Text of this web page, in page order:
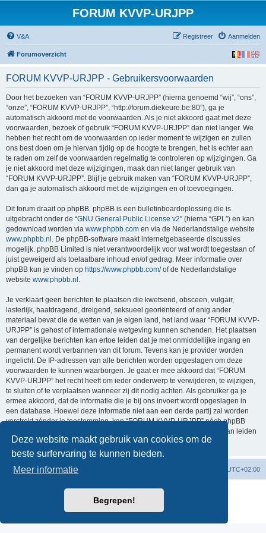
Deze website maakt gebruik van cookies om de
beste surfervaring te kunnen bieden.
Meer informatie
Begrepen!
FORUM KVVP-URJPP
V&A Aanmelden
Registreer
Forumoverzicht
FORUM KVVP-URJPP - Gebruikersvoorwaarden
Door het bezoeken van “FORUM KVVP-URJPP” (hierna genoemd “wij”, “ons”,
“onze”, “FORUM KVVP-URJPP”, “http://forum.diekeure.be:80”), ga je
automatisch akkoord met de voorwaarden. Als je niet akkoord gaat met deze
voorwaarden, bezoek of gebruik “FORUM KVVP-URJPP” dan niet langer. We
hebben het recht om de voorwaarden op ieder moment te wijzigen en zullen
ons best doen om je hiervan tijdig op de hoogte te brengen, het is echter aan
te raden om zelf de voorwaarden regelmatig te controleren op wijzigingen. Ga
je niet akkoord met deze wijzigingen, maak dan niet langer gebruik van
“FORUM KVVP-URJPP”. Blijf je gebruik maken van “FORUM KVVP-URJPP”,
dan ga je automatisch akkoord met de wijzigingen en of toevoegingen.
Dit forum draait op phpBB. phpBB is een bulletinboardoplossing die is
uitgebracht onder de “GNU General Public License v2” (hierna “GPL”) en kan
gedownload worden via www.phpbb.com en via de Nederlandstalige website
www.phpbb.nl . De phpBB-software maakt internetgebaseerde discussies
mogelijk. phpBB Limited is niet verantwoordelijk voor wat wordt toegestaan of
juist geweigerd als toelaatbare inhoud en/of gedrag. Meer informatie over
phpBB kun je vinden op https://www.phpbb.com/of de Nederlandstalige
website www.phpbb.nl .
Je verklaart geen berichten te plaatsen die kwetsend, obsceen, vulgair,
lasterlijk, haatdragend, dreigend, seksueel georiënteerd of enig ander
materiaal bevat die de wetten van je eigen land, het land waar “FORUM KVVP-
URJPP” is gehost of internationale wetgeving kunnen schenden. Het plaatsen
van dergelijke berichten kan ertoe leiden dat je met onmiddellijke ingang en
permanent wordt verbannen van dit forum. Tevens kan je provider worden
ingelicht. De IP-adressen van alle berichten worden opgeslagen om deze
voorwaarden te kunnen waarborgen. Je gaat er mee akkoord dat “FORUM
KVVP-URJPP” het recht heeft om ieder onderwerp te verwijderen, te wijzigen,
te sluiten of te verplaatsen wanneer zij dit nodig achten. Als gebruiker ga je
ermee akkoord, dat de informatie die je bij ons invoert wordt opgeslagen in
een database. Hoewel deze informatie niet aan een derde partij zal worden
verstrekt zónder je toestemming, kan “FORUM KVVP-URJPP” nóch phpBB
verantwoordelijk worden gehouden voor een hackpoging die ertoe kan leiden
dat de gegevens vrijkomen.
Forumoverzicht UTC+02:00
Powered byphpBB® Forum Software © phpBB Limited
Nederlandse vertaling door
Privacy|Gebruikersvoorwaarden